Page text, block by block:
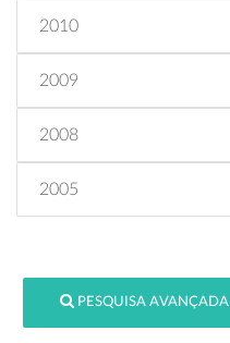
2010
2009
2008
2005
PESQUISA AVANÇADA